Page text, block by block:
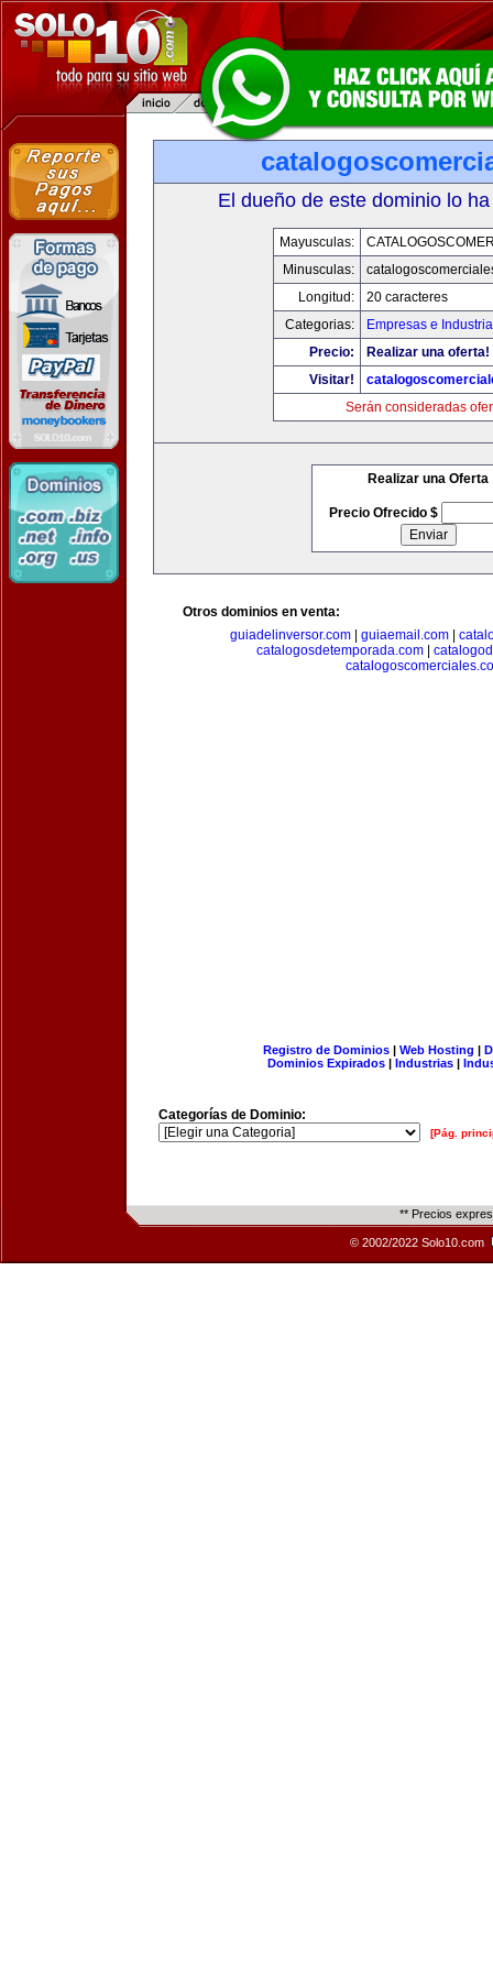
El dueño de este dominio lo
Mayusculas:
Minusculas:
Longitud:
20 caracteres
Categorias:
Empresas e
Precio:
Realizar una oferta!
Visitar!
Serán consideradas
Realizar una Oferta
Precio Ofrecido $
Otros dominios en venta:
guiadelinversor.com| guiaemail.com|
catalogosdetemporada.com|
Registro de Dominios| Web Hosting |
Dominios Expirados | Industrias |
Categorías de Dominio:
[Pág.
** Precios
© 2002/2022 Solo10.com